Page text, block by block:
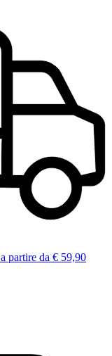
a partire da € 59,90